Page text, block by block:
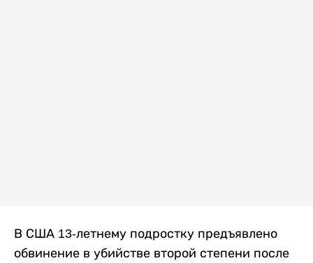
В США 13-летнему подростку предъявлено
обвинение в убийстве второй степени после